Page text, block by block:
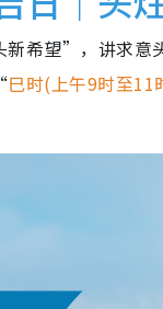
希望”，讲求意
巳时(上午9时至11